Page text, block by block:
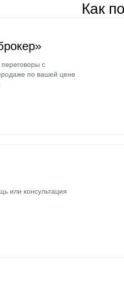
Как
с
по вашей цене
или консультация